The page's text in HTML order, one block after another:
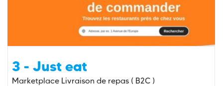
3 - Just eat
Marketplace Livraison de repas ( B2C )